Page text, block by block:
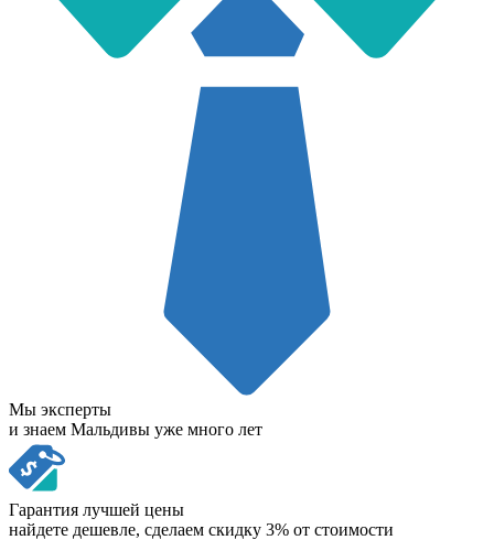
Мы эксперты
и знаем Мальдивы уже много лет
Гарантия лучшей цены
найдете дешевле, сделаем скидку 3% от стоимости